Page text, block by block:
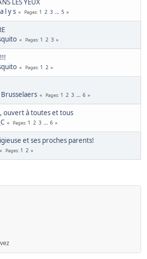
l y s Pages 1 2 3 ... 5
Pages 1 2 3
Pages 1 2
Brusselaers Pages 1 2 3 ... 6
ouvert à toutes et tous
Pages 1 2 3 ... 6
et ses proches parents!
Pages 1 2